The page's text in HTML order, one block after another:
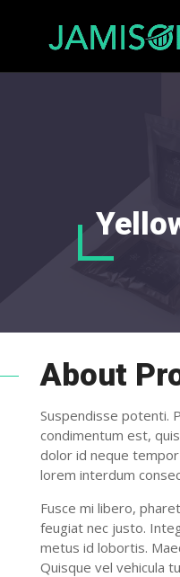
About
Suspendisse potenti.
condimentum est,
dolor id neque tempor
lorem interdum
Fusce mi libero,
feugiat nec justo.
metus id lobortis.
Quisque vel vehicula